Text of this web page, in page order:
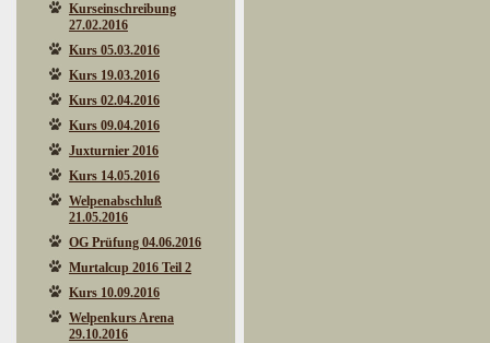
Kurseinschreibung
27.02.2016
Kurs 05.03.2016
Kurs 19.03.2016
Kurs 02.04.2016
Kurs 09.04.2016
Juxturnier 2016
Kurs 14.05.2016
Welpenabschluß
21.05.2016
OG Prüfung 04.06.2016
Murtalcup 2016 Teil 2
Kurs 10.09.2016
Welpenkurs Arena
29.10.2016